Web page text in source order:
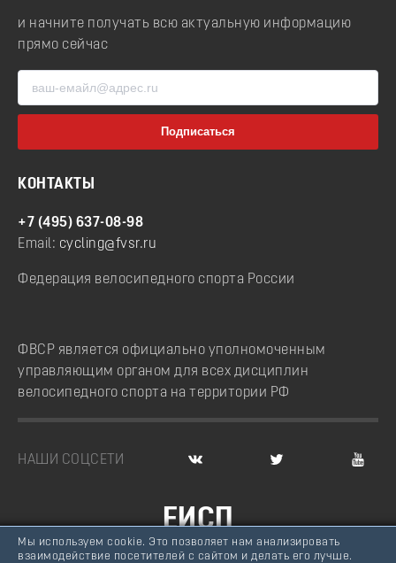
и начните получать всю актуальную информацию
прямо сейчас
КОНТАКТЫ
+7 (495) 637-08-98
Email: cycling@fvsr.ru
Федерация велосипедного спорта России
ФВСР является официально уполномоченным
управляющим органом для всех дисциплин
велосипедного спорта на территории РФ
НАШИ СОЦСЕТИ
ЕИСП
ВЕЛОСПОРТ РОССИИ
Мы используем cookie. Это позволяет нам анализировать
взаимодействие посетителей с сайтом и делать его лучше.